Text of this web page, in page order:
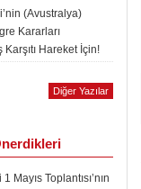
(Avustralya)
Kararları
Hareket İçin!
Diğer Yazılar
Mayıs Toplantısı’nın